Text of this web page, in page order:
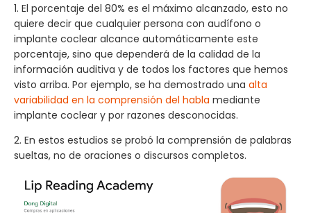
1. El porcentaje del 80% es el máximo alcanzado, esto no
quiere decir que cualquier persona con audífono o
implante coclear alcance automáticamente este
porcentaje, sino que dependerá de la calidad de la
información auditiva y de todos los factores que hemos
visto arriba. Por ejemplo, se ha demostrado una alta
variabilidad en la comprensión del habla mediante
implante coclear y por razones desconocidas.
2. En estos estudios se probó la comprensión de palabras
sueltas, no de oraciones o discursos completos.